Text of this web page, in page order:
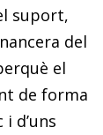
suport,
del
el
de forma
d’uns